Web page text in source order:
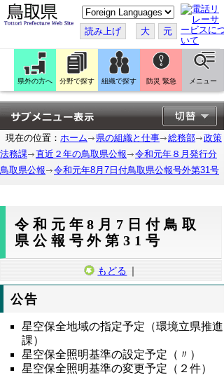
こ
の
ペ
ー
ジ
翻
訳
す
る
読み上げ 大 元
県外の方へ 分野で探す 組織で探す 防災 緊急 メニュー
現在の位置： ホーム 県の組織と仕事 総務部
政策
法務課
直近２年の鳥取県公報
令和元年８月発行分
鳥取県公報
令和元年8月7日付鳥取県公報号外第31号
令和元年8月7日付鳥取
県公報号外第31号
もどる ｜
公告
星空保全地域の指定予定（環境立県推進
課）
星空保全照明基準の設定予定（〃）
星空保全照明基準の変更予定（２件）